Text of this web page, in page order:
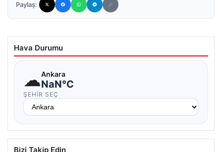
Paylaş:
Hava Durumu
☁Ankara
NaN°C
ŞEHIR SEÇ
Bizi Takip Edin